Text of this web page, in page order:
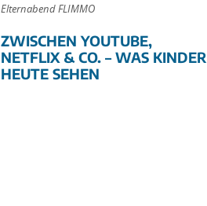
Elternabend FLIMMO
ZWISCHEN YOUTUBE,
NETFLIX & CO. – WAS KINDER
HEUTE SEHEN